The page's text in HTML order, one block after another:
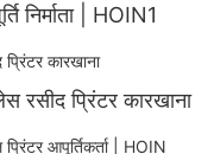
निर्माता | HOIN1
रसीद प्रिंटर कारखाना